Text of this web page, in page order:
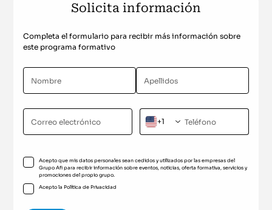
Solicita información
Completa el formulario para recibir más información sobre
este programa formativo
+1
Acepto que mis datos personales sean cedidos y utilizados por las empresas del
Grupo Afi para recibir información sobre eventos, noticias, oferta formativa, servicios y
promociones del propio grupo.
Acepto laPolítica de Privacidad